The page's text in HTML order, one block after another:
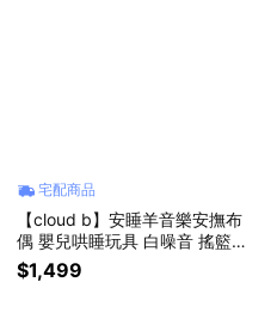
宅配商品
【cloud b】安睡羊音樂安撫布
偶 嬰兒哄睡玩具 白噪音 搖籃曲
睡眠定時 美國睡眠玩具 寶寶安
撫偶 睡眠儀式 彌月禮✨送禮首選
$1,499